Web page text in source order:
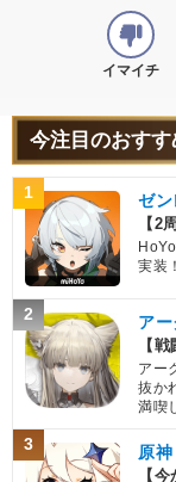
イマイチ
今注目のおすす
1 ゼン
【2
実装
2 ア
【
アー
抜か
満喫
3 原神
【